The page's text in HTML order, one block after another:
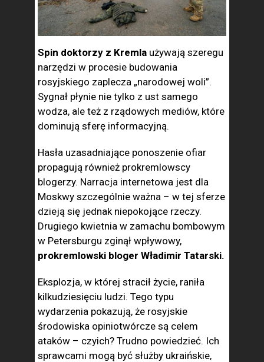
Spin doktorzy z Kremla używają szeregu
narzędzi w procesie budowania
rosyjskiego zaplecza „narodowej woli”.
Sygnał płynie nie tylko z ust samego
wodza, ale też z rządowych mediów, które
dominują sferę informacyjną.
Hasła uzasadniające ponoszenie ofiar
propagują również prokremlowscy
blogerzy. Narracja internetowa jest dla
Moskwy szczególnie ważna – w tej sferze
dzieją się jednak niepokojące rzeczy.
Drugiego kwietnia w zamachu bombowym
w Petersburgu zginął wpływowy,
prokremlowski bloger Władimir Tatarski.
Eksplozja, w której stracił życie, raniła
kilkudziesięciu ludzi. Tego typu
wydarzenia pokazują, że rosyjskie
środowiska opiniotwórcze są celem
ataków – czyich? Trudno powiedzieć. Ich
sprawcami mogą być służby ukraińskie,